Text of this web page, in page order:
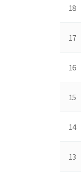
18
17
16
15
14
13